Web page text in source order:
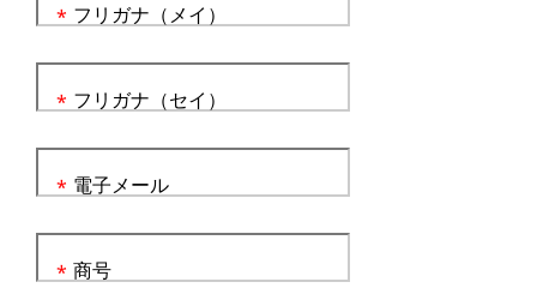
フリガナ（メイ）
*
フリガナ（セイ）
*
電子メール
*
商号
*